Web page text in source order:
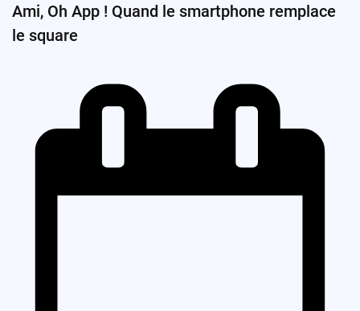
Ami, Oh App ! Quand le smartphone remplace
le square